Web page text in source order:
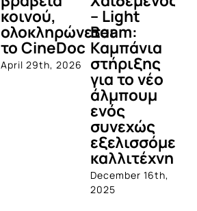
κοινού,
ολοκληρώνεται
το CineDoc
April 29th, 2026
– Light
Beam:
Καμπάνια
στήριξης
για το νέο
άλμπουμ
ενός
συνεχώς
καλλιτέχνη
December 16th,
2025